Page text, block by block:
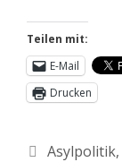
Teilen mit:
E-Mail
Drucken
Asylpolitik,